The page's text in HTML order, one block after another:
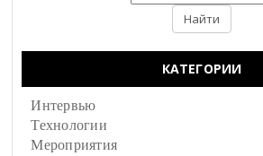
КАТЕГОРИИ
Интервью
Технологии
Мероприятия